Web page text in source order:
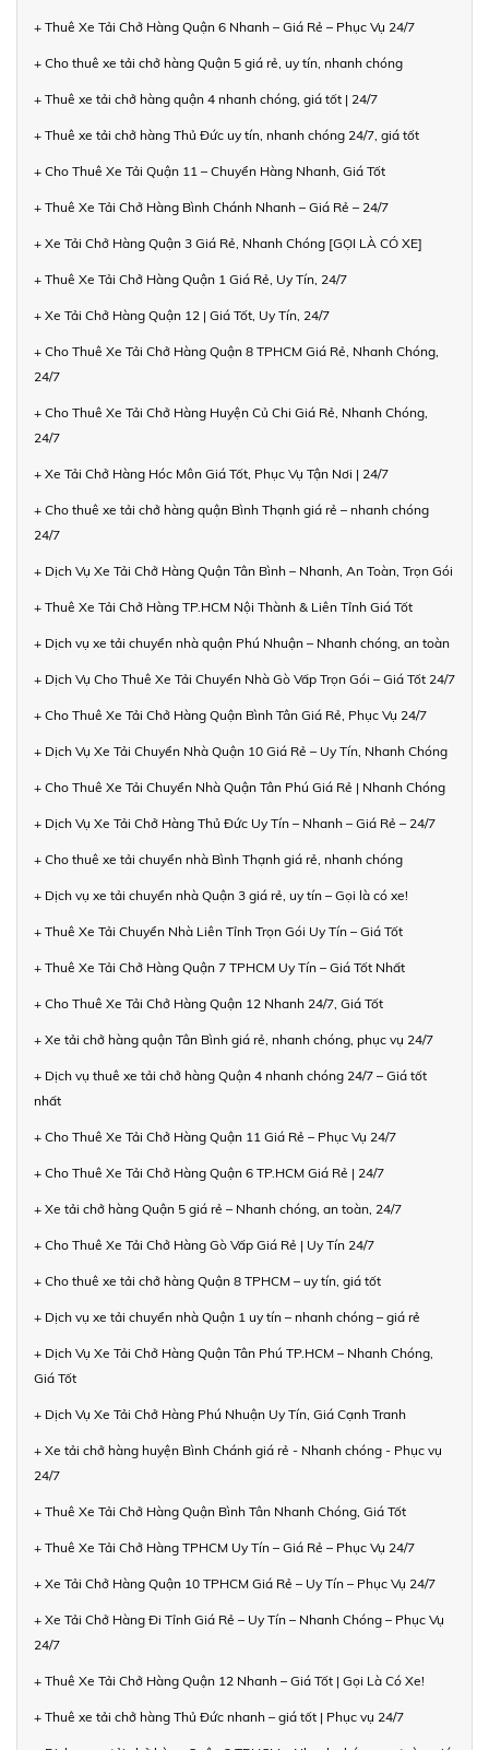
+ Thuê Xe Tải Chở Hàng Quận 6 Nhanh – Giá Rẻ – Phục Vụ 24/7
+ Cho thuê xe tải chở hàng Quận 5 giá rẻ, uy tín, nhanh chóng
+ Thuê xe tải chở hàng quận 4 nhanh chóng, giá tốt | 24/7
+ Thuê xe tải chở hàng Thủ Đức uy tín, nhanh chóng 24/7, giá tốt
+ Cho Thuê Xe Tải Quận 11 – Chuyển Hàng Nhanh, Giá Tốt
+ Thuê Xe Tải Chở Hàng Bình Chánh Nhanh – Giá Rẻ – 24/7
+ Xe Tải Chở Hàng Quận 3 Giá Rẻ, Nhanh Chóng [GỌI LÀ CÓ XE]
+ Thuê Xe Tải Chở Hàng Quận 1 Giá Rẻ, Uy Tín, 24/7
+ Xe Tải Chở Hàng Quận 12 | Giá Tốt, Uy Tín, 24/7
+ Cho Thuê Xe Tải Chở Hàng Quận 8 TPHCM Giá Rẻ, Nhanh Chóng,
24/7
+ Cho Thuê Xe Tải Chở Hàng Huyện Củ Chi Giá Rẻ, Nhanh Chóng,
24/7
+ Xe Tải Chở Hàng Hóc Môn Giá Tốt, Phục Vụ Tận Nơi | 24/7
+ Cho thuê xe tải chở hàng quận Bình Thạnh giá rẻ – nhanh chóng
24/7
+ Dịch Vụ Xe Tải Chở Hàng Quận Tân Bình – Nhanh, An Toàn, Trọn Gói
+ Thuê Xe Tải Chở Hàng TP.HCM Nội Thành & Liên Tỉnh Giá Tốt
+ Dịch vụ xe tải chuyển nhà quận Phú Nhuận – Nhanh chóng, an toàn
+ Dịch Vụ Cho Thuê Xe Tải Chuyển Nhà Gò Vấp Trọn Gói – Giá Tốt 24/7
+ Cho Thuê Xe Tải Chở Hàng Quận Bình Tân Giá Rẻ, Phục Vụ 24/7
+ Dịch Vụ Xe Tải Chuyển Nhà Quận 10 Giá Rẻ – Uy Tín, Nhanh Chóng
+ Cho Thuê Xe Tải Chuyển Nhà Quận Tân Phú Giá Rẻ | Nhanh Chóng
+ Dịch Vụ Xe Tải Chở Hàng Thủ Đức Uy Tín – Nhanh – Giá Rẻ – 24/7
+ Cho thuê xe tải chuyển nhà Bình Thạnh giá rẻ, nhanh chóng
+ Dịch vụ xe tải chuyển nhà Quận 3 giá rẻ, uy tín – Gọi là có xe!
+ Thuê Xe Tải Chuyển Nhà Liên Tỉnh Trọn Gói Uy Tín – Giá Tốt
+ Thuê Xe Tải Chở Hàng Quận 7 TPHCM Uy Tín – Giá Tốt Nhất
+ Cho Thuê Xe Tải Chở Hàng Quận 12 Nhanh 24/7, Giá Tốt
+ Xe tải chở hàng quận Tân Bình giá rẻ, nhanh chóng, phục vụ 24/7
+ Dịch vụ thuê xe tải chở hàng Quận 4 nhanh chóng 24/7 – Giá tốt
nhất
+ Cho Thuê Xe Tải Chở Hàng Quận 11 Giá Rẻ – Phục Vụ 24/7
+ Cho Thuê Xe Tải Chở Hàng Quận 6 TP.HCM Giá Rẻ | 24/7
+ Xe tải chở hàng Quận 5 giá rẻ – Nhanh chóng, an toàn, 24/7
+ Cho Thuê Xe Tải Chở Hàng Gò Vấp Giá Rẻ | Uy Tín 24/7
+ Cho thuê xe tải chở hàng Quận 8 TPHCM – uy tín, giá tốt
+ Dịch vụ xe tải chuyển nhà Quận 1 uy tín – nhanh chóng – giá rẻ
+ Dịch Vụ Xe Tải Chở Hàng Quận Tân Phú TP.HCM – Nhanh Chóng,
Giá Tốt
+ Dịch Vụ Xe Tải Chở Hàng Phú Nhuận Uy Tín, Giá Cạnh Tranh
+ Xe tải chở hàng huyện Bình Chánh giá rẻ - Nhanh chóng - Phục vụ
24/7
+ Thuê Xe Tải Chở Hàng Quận Bình Tân Nhanh Chóng, Giá Tốt
+ Thuê Xe Tải Chở Hàng TPHCM Uy Tín – Giá Rẻ – Phục Vụ 24/7
+ Xe Tải Chở Hàng Quận 10 TPHCM Giá Rẻ – Uy Tín – Phục Vụ 24/7
+ Xe Tải Chở Hàng Đi Tỉnh Giá Rẻ – Uy Tín – Nhanh Chóng – Phục Vụ
24/7
+ Thuê Xe Tải Chở Hàng Quận 12 Nhanh – Giá Tốt | Gọi Là Có Xe!
+ Thuê xe tải chở hàng Thủ Đức nhanh – giá tốt | Phục vụ 24/7